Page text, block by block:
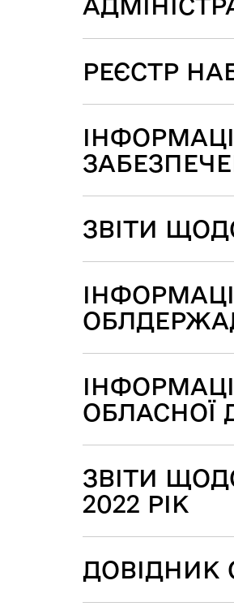
РЕЄСТР
ЗВІТИ
ОБЛАСНОЇ
ЗВІТИ
2022 РІК
ДОВІДНИК